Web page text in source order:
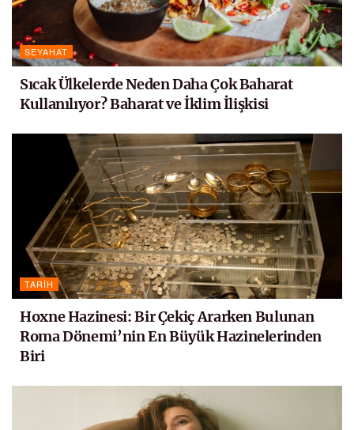
SEYAHAT
Sıcak Ülkelerde Neden Daha Çok Baharat
Kullanılıyor? Baharat ve İklim İlişkisi
TARIH
Hoxne Hazinesi: Bir Çekiç Ararken Bulunan
Roma Dönemi’nin En Büyük Hazinelerinden
Biri